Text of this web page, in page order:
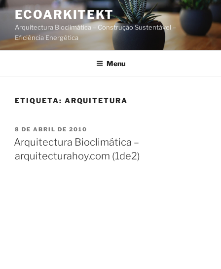
Saltar
conteúdo
ECOARKITEKT
Arquitectura Bioclimática – Construção Sustentável –
Eficiência Energética
Menu
ETIQUETA: ARQUITETURA
PUBLICADO
EM
8 DE ABRIL DE 2010
Arquitectura Bioclimática –
arquitecturahoy.com (1de2)